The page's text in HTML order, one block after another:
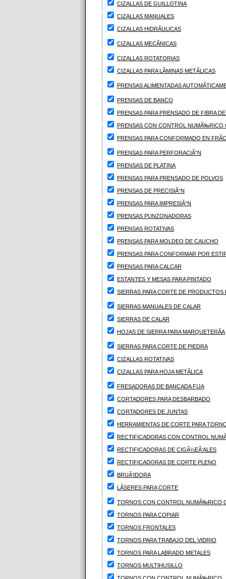
CIZALLAS DE GUILLOTINA
CIZALLAS MANUALES
CIZALLAS HIDRÃULICAS
CIZALLAS MECÃNICAS
CIZALLAS ROTATORIAS
CIZALLAS PARA LÃMINAS METÃLICAS
PRENSAS ALIMENTADAS
PRENSAS DE BANCO
PRENSAS PARA PRENSADO DE FIBRA
PRENSAS CON CONTROL NUMÃ‰RICO
PRENSAS PARA CONFORMADO EN
PRENSAS PARA PERFORACIÃ“N
PRENSAS DE PLATINA
PRENSAS PARA PRENSADO DE POLVOS
PRENSAS DE PRECISIÃ“N
PRENSAS PARA IMPRESIÃ“N
PRENSAS PUNZONADORAS
PRENSAS ROTATIVAS
PRENSAS PARA MOLDEO DE CAUCHO
PRENSAS PARA CONFORMAR POR
PRENSAS PARA CALCAR
ESTANTES Y MESAS PARA PINTADO
SIERRAS PARA CORTE DE PRODUCTOS
SIERRAS MANUALES DE CALAR
SIERRAS DE CALAR
HOJAS DE SIERRA PARA MARQUETERÃA
SIERRAS PARA CORTE DE PIEDRA
CIZALLAS ROTATIVAS
CIZALLAS PARA HOJA METÃLICA
FRESADORAS DE BANCADA FIJA
CORTADORES PARA DESBARBADO
CORTADORES DE JUNTAS
HERRAMIENTAS DE CORTE PARA
RECTIFICADORAS CON CONTROL
RECTIFICADORAS DE CIGÃ¼EÃ‘ALES
RECTIFICADORAS DE CORTE PLENO
BRUÃ‘IDORA
LÃSERES PARA CORTE
TORNOS CON CONTROL NUMÃ‰RICO
TORNOS PARA COPIAR
TORNOS FRONTALES
TORNOS PARA TRABAJO DEL VIDRIO
TORNOS PARA LABRADO METALES
TORNOS MULTIHUSILLO